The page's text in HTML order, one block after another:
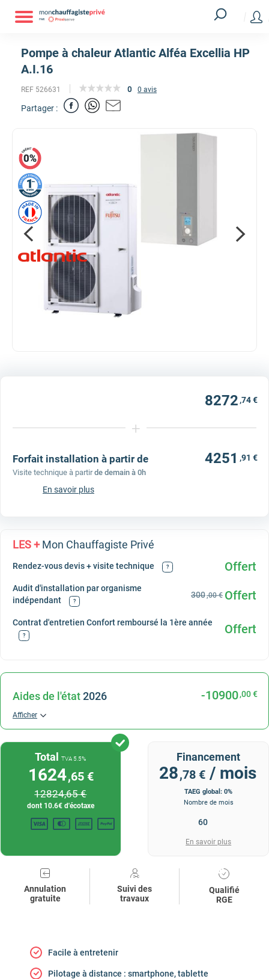
Pompe à chaleur Atlantic Alféa Excellia HP
A.I.16
REF 526631 0 0 avis
Partager :
8272 ,74 €
+
Forfait installation à partir de 4251 ,91 €
Visite technique à partir de demain à 0h
En savoir plus
LES +Mon Chauffagiste Privé
Rendez-vous devis + visite technique ? Offert
Audit d'installation par organisme
indépendant
? Offert
300,00 €
Contrat d'entretien Confort remboursé la 1ère année
? Offert
Aides de l'état2026 -10900,00 €
Afficher
TotalTVA 5.5%
1624,65 €
12824,65 €
dont 10.6€ d'écotaxe
Financement
28,78 € / mois
TAEG global: 0%
Nombre de mois
En savoir plus
Annulation
gratuite
Suivi des
travaux
Qualifié
RGE
Facile à entretenir
Pilotage à distance : smartphone, tablette